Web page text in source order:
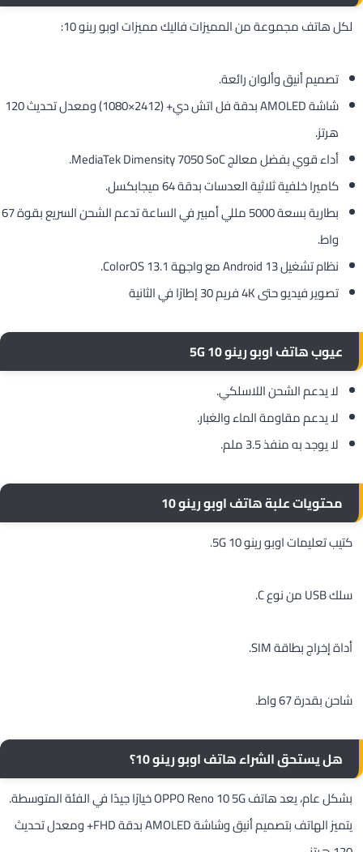
لكل هاتف مجموعة من المميزات فاليك مميزات اوبو رينو 10:
تصميم أنيق وألوان رائعة.
شاشة AMOLED بدقة فل اتش دي+ (2412×1080) ومعدل تحديث 120
هرتز.
أداء قوي بفضل معالج MediaTek Dimensity 7050 SoC.
كاميرا خلفية ثلاثية العدسات بدقة 64 ميجابكسل.
بطارية بسعة 5000 مللي أمبير في الساعة تدعم الشحن السريع بقوة 67
واط.
نظام تشغيل Android 13 مع واجهة ColorOS 13.1.
تصوير فيديو حتى 4K فريم 30 إطارًا في الثانية
عيوب هاتفاوبو رينو 10 5G
لا يدعم الشحن اللاسلكي.
لا يدعم مقاومة الماء والغبار.
لا يوجد به منفذ 3.5 ملم.
محتويات علبة هاتف اوبو رينو 10
كتيب تعليمات اوبو رينو 10 5G.
سلك USB من نوع C.
أداة إخراج بطاقة SIM.
شاحن بقدرة 67 واط.
هل يستحق الشراء هاتف اوبو رينو 10 ؟
بشكل عام، يعد هاتف OPPO Reno 10 5G خيارًا جيدًا في الفئة المتوسطة.
يتميز الهاتف بتصميم أنيق وشاشة AMOLED بدقة FHD+ ومعدل تحديث